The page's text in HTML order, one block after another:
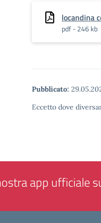
locandina
pdf - 246 kb
Pubblicato:
Eccetto dove
app ufficiale